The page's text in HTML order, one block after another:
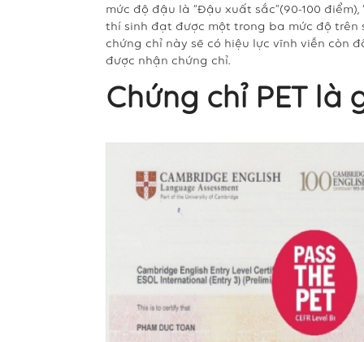
mức độ đậu là “Đậu xuất sắc”(90-100
thí sinh đạt được một trong ba mức độ trên
chứng chỉ này sẽ có hiệu lực vĩnh viễn còn
được nhận chứng chỉ.
Chứng chỉ PET là